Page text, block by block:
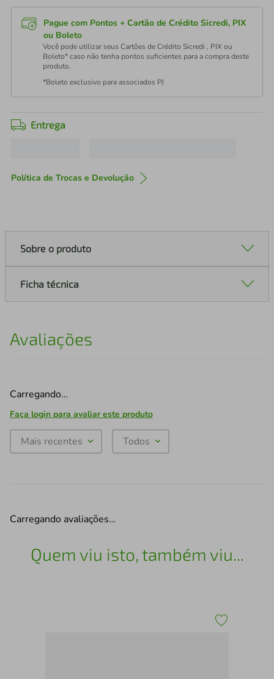
Pague com Pontos + Cartão de Crédito Sicredi, PIX
ou Boleto
Você pode utilizar seus Cartões de Crédito Sicredi , PIX ou
Boleto* caso não tenha pontos suficientes para a compra deste
produto.
*Boleto exclusivo para associados PJ
Entrega
Política de Trocas e Devolução
Sobre o produto
Ficha técnica
Avaliações
Carregando…
Faça login para avaliar este produto
Mais recentes Todos
Carregando avaliações…
Quem viu isto, também viu...